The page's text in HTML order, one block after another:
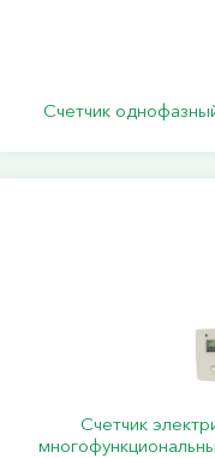
Счетчик
Счетчик